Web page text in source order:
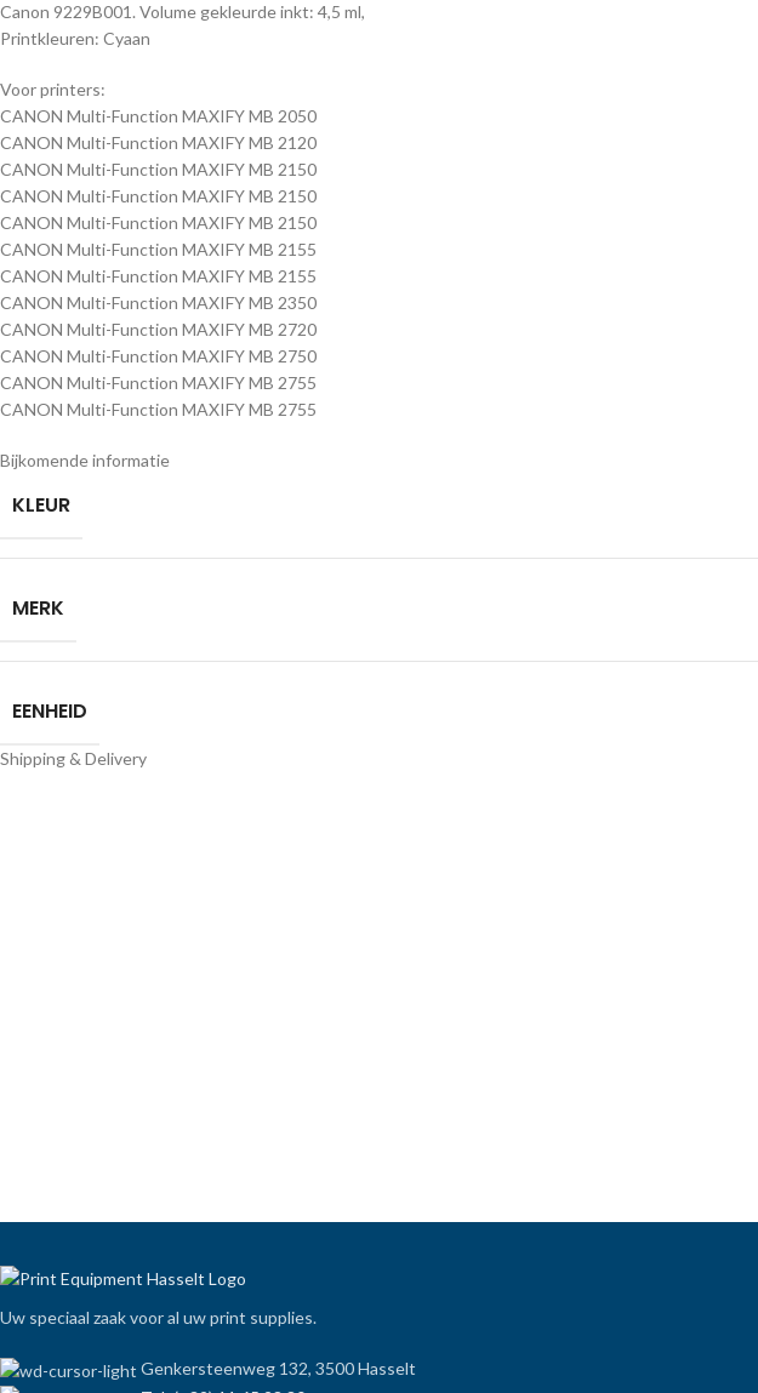
Canon 9229B001. Volume gekleurde inkt: 4,5 ml,
Printkleuren: Cyaan
Voor printers:
CANON Multi-Function MAXIFY MB 2050
CANON Multi-Function MAXIFY MB 2120
CANON Multi-Function MAXIFY MB 2150
CANON Multi-Function MAXIFY MB 2150
CANON Multi-Function MAXIFY MB 2150
CANON Multi-Function MAXIFY MB 2155
CANON Multi-Function MAXIFY MB 2155
CANON Multi-Function MAXIFY MB 2350
CANON Multi-Function MAXIFY MB 2720
CANON Multi-Function MAXIFY MB 2750
CANON Multi-Function MAXIFY MB 2755
CANON Multi-Function MAXIFY MB 2755
Bijkomende informatie
KLEUR
MERK
EENHEID
Shipping & Delivery
Uw speciaal zaak voor al uw print supplies.
Genkersteenweg 132, 3500 Hasselt